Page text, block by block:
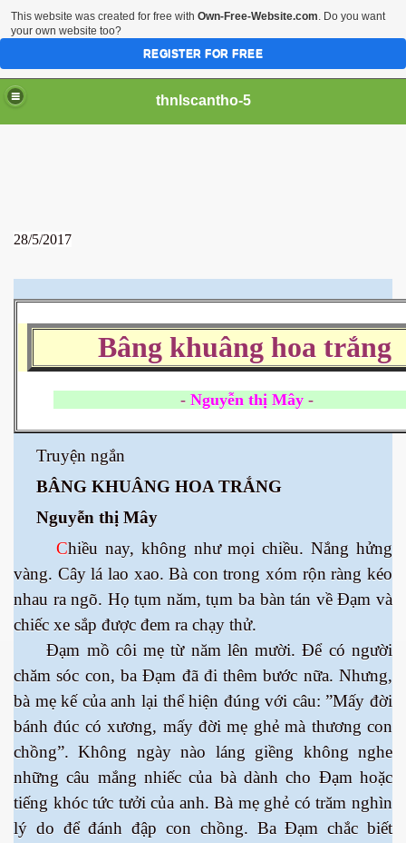
thnlscantho-5
28/5/2017
Bâng khuâng hoa trắng
- Nguyễn thị Mây
Truyện ngắn
BÂNG KHUÂNG HOA TRẮNG
Nguyễn thị Mây
Chiều nay, không như mọi chiều. Nắng hửng
vàng. Cây lá lao xao. Bà con trong xóm rộn ràng kéo
nhau ra ngõ. Họ tụm năm, tụm ba bàn tán về Đạm và
chiếc xe sắp được đem ra chạy thử.
Đạm mồ côi mẹ từ năm lên mười. Để có người
chăm sóc con, ba Đạm đã đi thêm bước nữa. Nhưng,
bà mẹ kế của anh lại thể hiện đúng với câu: ”Mấy đời
bánh đúc có xương, mấy đời mẹ ghẻ mà thương con
chồng”. Không ngày nào láng giềng không nghe
những câu mắng nhiếc của bà dành cho Đạm hoặc
tiếng khóc tức tưởi của anh. Bà mẹ ghẻ có trăm nghìn
lý do để đánh đập con chồng. Ba Đạm chắc biết
2015
This website was created for free with Own-Free-Website.com. Do you want
your own website too?
REGISTER FOR FREE